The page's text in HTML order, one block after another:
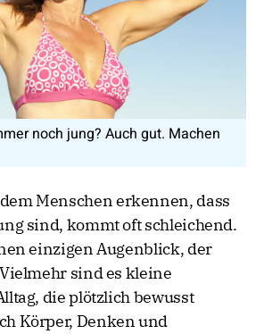
noch jung? Auch gut. Machen
Menschen erkennen, dass
sind, kommt oft schleichend.
einzigen Augenblick, der
sind es kleine
die plötzlich bewusst
Körper, Denken und